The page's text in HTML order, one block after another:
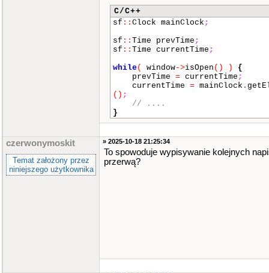
C/C++
sf :: Clock mainClock ;
sf :: Time prevTime ;
sf :: Time currentTime ;
while( window->isOpen () ) {
prevTime = currentTime ;
currentTime = mainClock .
() ;
// ....
}
czerwonymoskit
Temat założony przez
niniejszego użytkownika
» 2025-10-18 21:25:34
To spowoduje wypisywanie kolejnych
przerwą?